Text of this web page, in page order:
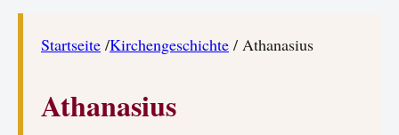
Startseite /Kirchengeschichte / Athanasius
Athanasius